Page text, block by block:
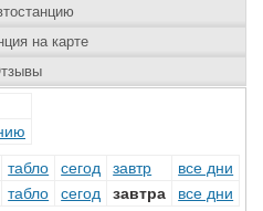
табло сегод завтр
все дни
табло сегод завтра все дни
на карте